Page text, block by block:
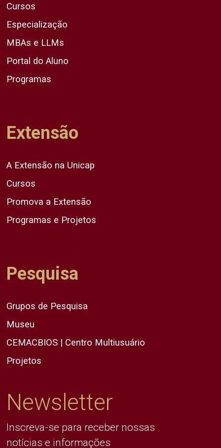
Cursos
Especialização
MBAs e LLMs
Portal do Aluno
Programas
Extensão
A Extensão na Unicap
Cursos
Promova a Extensão
Programas e Projetos
Pesquisa
Grupos de Pesquisa
Museu
CEMACBIOS | Centro Multiusuário
Projetos
Newsletter
Inscreva-se para receber nossas
notícias e informações